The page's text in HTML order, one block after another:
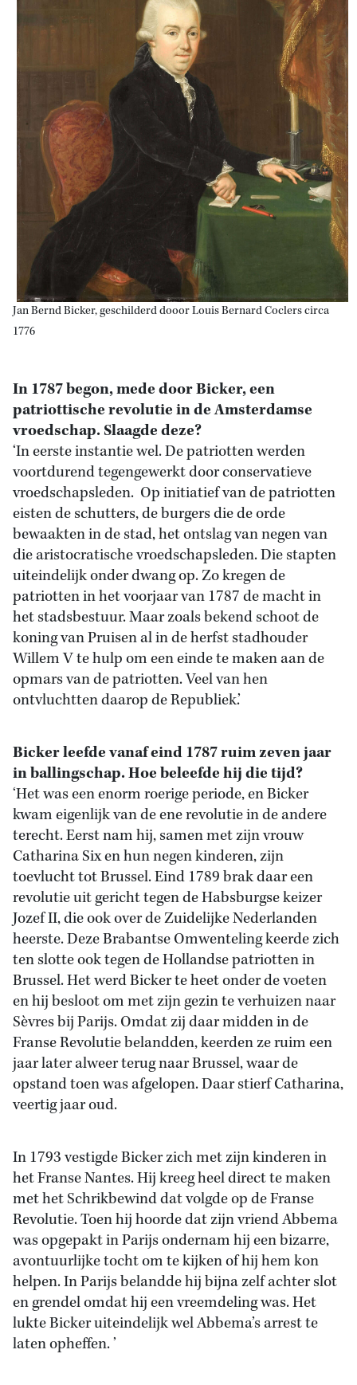
Jan Bernd Bicker, geschilderd dooor Louis Bernard Coclers circa
1776
In 1787 begon, mede door Bicker, een
patriottische revolutie in de Amsterdamse
vroedschap. Slaagde deze?
‘In eerste instantie wel. De patriotten werden
voortdurend tegengewerkt door conservatieve
vroedschapsleden. Op initiatief van de patriotten
eisten de schutters, de burgers die de orde
bewaakten in de stad, het ontslag van negen van
die aristocratische vroedschapsleden. Die stapten
uiteindelijk onder dwang op. Zo kregen de
patriotten in het voorjaar van 1787 de macht in
het stadsbestuur. Maar zoals bekend schoot de
koning van Pruisen al in de herfst stadhouder
Willem V te hulp om een einde te maken aan de
opmars van de patriotten. Veel van hen
ontvluchtten daarop de Republiek.’
Bicker leefde vanaf eind 1787 ruim zeven jaar
in ballingschap. Hoe beleefde hij die tijd?
‘Het was een enorm roerige periode, en Bicker
kwam eigenlijk van de ene revolutie in de andere
terecht. Eerst nam hij, samen met zijn vrouw
Catharina Six en hun negen kinderen, zijn
toevlucht tot Brussel. Eind 1789 brak daar een
revolutie uit gericht tegen de Habsburgse keizer
Jozef II, die ook over de Zuidelijke Nederlanden
heerste. Deze Brabantse Omwenteling keerde zich
ten slotte ook tegen de Hollandse patriotten in
Brussel. Het werd Bicker te heet onder de voeten
en hij besloot om met zijn gezin te verhuizen naar
Sèvres bij Parijs. Omdat zij daar midden in de
Franse Revolutie belandden, keerden ze ruim een
jaar later alweer terug naar Brussel, waar de
opstand toen was afgelopen. Daar stierf Catharina,
veertig jaar oud.
In 1793 vestigde Bicker zich met zijn kinderen in
het Franse Nantes. Hij kreeg heel direct te maken
met het Schrikbewind dat volgde op de Franse
Revolutie. Toen hij hoorde dat zijn vriend Abbema
was opgepakt in Parijs ondernam hij een bizarre,
avontuurlijke tocht om te kijken of hij hem kon
helpen. In Parijs belandde hij bijna zelf achter slot
en grendel omdat hij een vreemdeling was. Het
lukte Bicker uiteindelijk wel Abbema’s arrest te
laten opheffen. ’